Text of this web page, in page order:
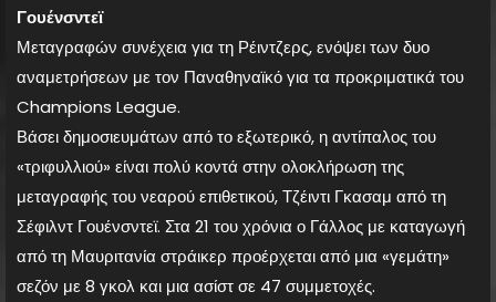
Γουένσντεϊ
Μεταγραφών συνέχεια για τη Ρέιντζερς, ενόψει των δυο
αναμετρήσεων με τον Παναθηναϊκό για τα προκριματικά του
Champions League.
Βάσει δημοσιευμάτων από το εξωτερικό, η αντίπαλος του
«τριφυλλιού» είναι πολύ κοντά στην ολοκλήρωση της
μεταγραφής του νεαρού επιθετικού, Τζέιντι Γκασαμ από τη
Σέφιλντ Γουένσντεϊ. Στα 21 του χρόνια ο Γάλλος με καταγωγή
από τη Μαυριτανία στράικερ προέρχεται από μια «γεμάτη»
σεζόν με 8 γκολ και μια ασίστ σε 47 συμμετοχές.